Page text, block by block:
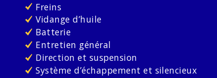
Freins
Vidange d’huile
Batterie
Entretien général
Direction et suspension
Système d’échappement et silencieux